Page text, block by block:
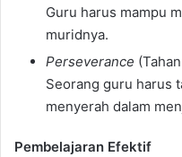
Guru harus mampu
muridnya.
Perseverance
Seorang guru harus
menyerah dalam
Pembelajaran Efektif